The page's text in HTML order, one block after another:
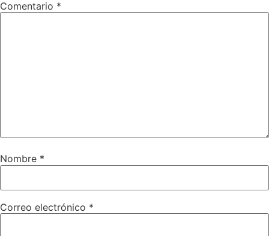
Comentario *
Nombre *
Correo electrónico *